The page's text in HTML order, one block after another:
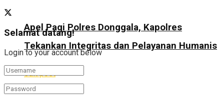
Apel Pagi Polres Donggala, Kapolres
Tekankan Integritas dan Pelayanan Humanis
edit post
Selamat datang!
Login to your account below